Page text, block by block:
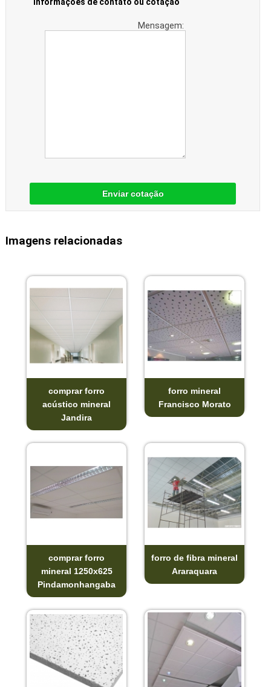
Mensagem:
Enviar cotação
Imagens relacionadas
comprar forro
acústico mineral
Jandira
forro mineral
Francisco Morato
comprar forro
mineral 1250x625
Pindamonhangaba
forro de fibra mineral
Araraquara